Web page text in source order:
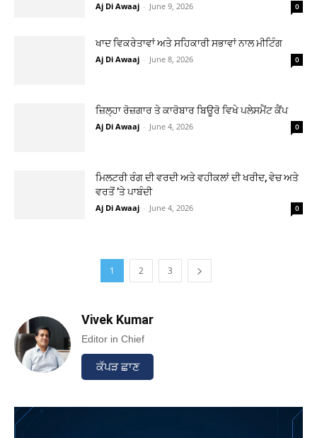
Aj Di Awaaj - June 9, 2026 0
ਖਾਦ ਵਿਕਰੇਤਾਵਾਂ ਅਤੇ ਸਹਿਕਾਰੀ ਸਭਾਵਾਂ ਨਾਲ ਮੀਟਿੰਗ
Aj Di Awaaj - June 8, 2026 0
ਜ਼ਿਲ੍ਹਾ ਰੋਜ਼ਗਾਰ ਤੇ ਕਾਰੋਬਾਰ ਬਿਊਰੋ ਵਿਖੇ ਪਲੇਸਮੈਂਟ ਕੈਂਪ
Aj Di Awaaj - June 4, 2026 0
ਮਿਲਟਰੀ ਰੰਗ ਦੀ ਵਰਦੀ ਅਤੇ ਵਹੀਕਲਾਂ ਦੀ ਖਰੀਦ, ਵੇਚ ਅਤੇ
ਵਰਤੋਂ ’ਤੇ ਪਾਬੰਦੀ
Aj Di Awaaj - June 4, 2026 0
1 2 3
Vivek Kumar
Editor in Chief
ਕੱਪੜ ਛਾਣ